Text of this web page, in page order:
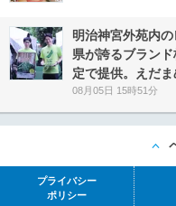
明治神宮外苑内
県が誇るブラン
定で提供。えだ
08月05日 15時51分
プライバシー
ポリシー